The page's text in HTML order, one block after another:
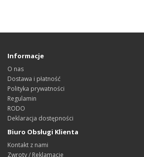
Informacje
O nas
Dostawa i płatność
Polityka prywatności
Regulamin
RODO
Deklaracja dostępności
Biuro Obsługi Klienta
Kontakt z nami
Zwroty / Reklamacje